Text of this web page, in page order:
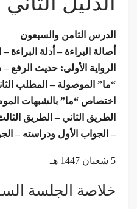
الدرس الثامن والسبعون
أصالة البراءة – أدلة البراءة
“ما” الموصولة – المطلب
اختصاص “ما” بالشبهات
الطريق الثاني – الطريق
– الجواب الأول ودراسته –
5 شعبان 1447 هـ
خلاصة الجلسة